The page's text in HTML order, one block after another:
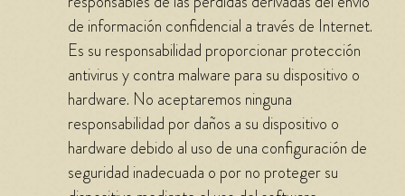
de información confidencial a través de Internet.
Es su responsabilidad proporcionar protección
antivirus y contra malware para su dispositivo o
hardware. No aceptaremos ninguna
responsabilidad por daños a su dispositivo o
hardware debido al uso de una configuración de
seguridad inadecuada o por no proteger su